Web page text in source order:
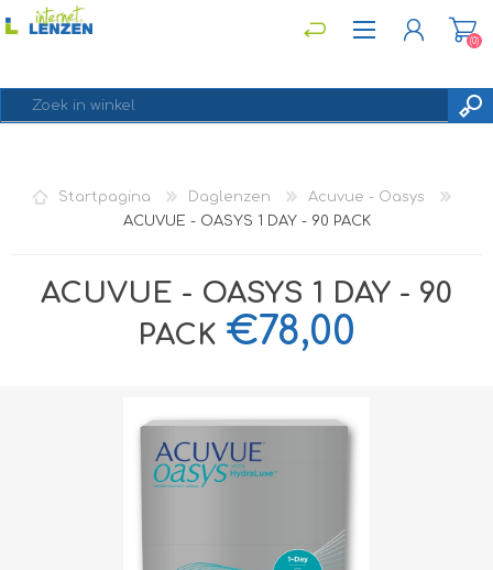
INLOGGEN
(0)
Startpagina Daglenzen
Acuvue - Oasys
ACUVUE - OASYS 1 DAY - 90 PACK
ACUVUE - OASYS 1 DAY - 90
PACK €78,00